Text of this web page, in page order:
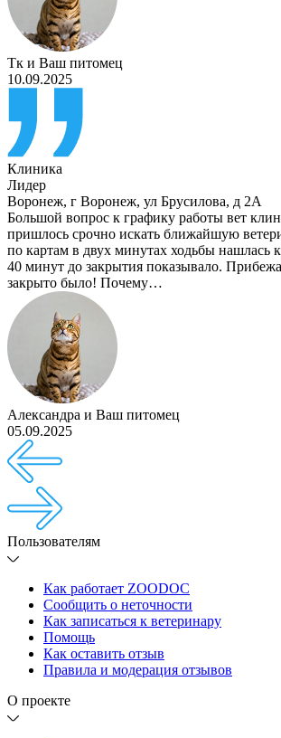
Тк и Ваш питомец
10.09.2025
Клиника
Лидер
Воронеж, г Воронеж, ул Брусилова, д 2А
Большой вопрос к графику работы вет
пришлось срочно искать ближайшую
по картам в двух минутах ходьбы нашлась
40 минут до закрытия показывало.
закрыто было! Почему…
Александра и Ваш питомец
05.09.2025
Пользователям
Как работает ZOODOC
Сообщить о неточности
Как записаться к ветеринару
Помощь
Как оставить отзыв
Правила и модерация отзывов
О проекте